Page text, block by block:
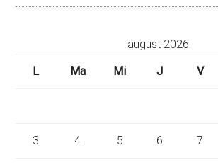
august 2026
L
Ma Mi J V
3 4 5 6 7